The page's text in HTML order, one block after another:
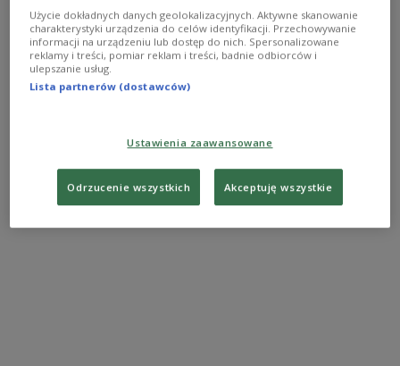
Według wstępnych danych rosyjska armia
wystrzeliła rakiety z samolotów Tu-95 znad Morza
Kaspijskiego.
Użycie dokładnych danych geolokalizacyjnych. Aktywne skanowanie
charakterystyki urządzenia do celów identyfikacji. Przechowywanie
informacji na urządzeniu lub dostęp do nich. Spersonalizowane
reklamy i treści, pomiar reklam i treści, badnie odbiorców i
ulepszanie usług.
Lista partnerów (dostawców)
Ustawienia zaawansowane
Odrzucenie wszystkich Akceptuję wszystkie